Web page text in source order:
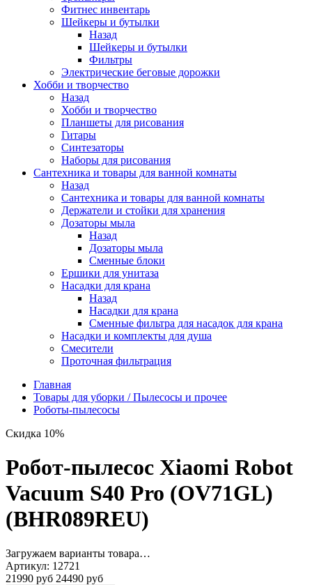
Фитнес инвентарь
Шейкеры и бутылки
Назад
Шейкеры и бутылки
Фильтры
Электрические беговые дорожки
Хобби и творчество
Назад
Хобби и творчество
Планшеты для рисования
Гитары
Синтезаторы
Наборы для рисования
Сантехника и товары для ванной комнаты
Назад
Сантехника и товары для ванной комнаты
Держатели и стойки для хранения
Дозаторы мыла
Назад
Дозаторы мыла
Сменные блоки
Ершики для унитаза
Насадки для крана
Назад
Насадки для крана
Сменные фильтра для насадок для крана
Насадки и комплекты для душа
Смесители
Проточная фильтрация
Главная
Товары для уборки / Пылесосы и прочее
Роботы-пылесосы
Скидка 10%
Робот-пылесос Xiaomi Robot
Vacuum S40 Pro (OV71GL)
(BHR089REU)
Загружаем варианты товара…
Артикул: 12721
21990 руб 24490 руб